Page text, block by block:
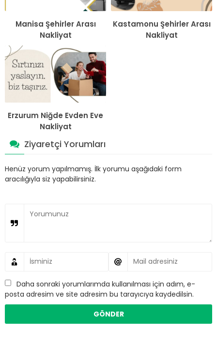
Manisa Şehirler Arası
Nakliyat
Kastamonu Şehirler Arası
Nakliyat
Erzurum Niğde Evden Eve
Nakliyat
Ziyaretçi Yorumları
Henüz yorum yapılmamış. İlk yorumu aşağıdaki form
aracılığıyla siz yapabilirsiniz.
Daha sonraki yorumlarımda kullanılması için adım, e-
posta adresim ve site adresim bu tarayıcıya kaydedilsin.